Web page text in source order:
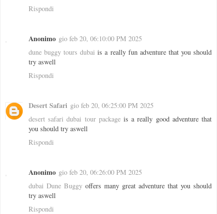
Rispondi
Anonimo gio feb 20, 06:10:00 PM 2025
dune buggy tours dubai is a really fun adventure that you should
try aswell
Rispondi
Desert Safari gio feb 20, 06:25:00 PM 2025
desert safari dubai tour packageis a really good adventure that
you should try aswell
Rispondi
Anonimo gio feb 20, 06:26:00 PM 2025
dubai Dune Buggy offers many great adventure that you should
try aswell
Rispondi